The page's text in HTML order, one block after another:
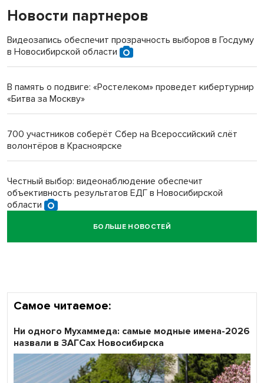
«Мы живём на пастбище!»: в новосибирском селе лошади
терроризируют жителей
Инвалид получил условный срок за избиение врачей
Новости партнеров
Видеозапись обеспечит прозрачность выборов в Госдуму
в Новосибирской области
В память о подвиге: «Ростелеком» проведет кибертурнир
«Битва за Москву»
700 участников соберёт Сбер на Всероссийский слёт
волонтёров в Красноярске
Честный выбор: видеонаблюдение обеспечит
объективность результатов ЕДГ в Новосибирской
области
Кибертанки пошли в бой: «Ростелеком» объявляет
БОЛЬШЕ НОВОСТЕЙ
Самое читаемое:
Ни одного Мухаммеда: самые модные имена-2026
назвали в ЗАГСах Новосибирска